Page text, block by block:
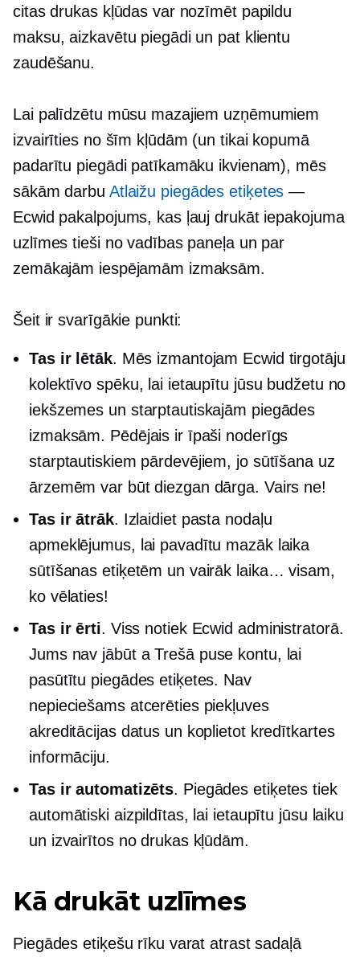
citas drukas kļūdas var nozīmēt papildu
maksu, aizkavētu piegādi un pat klientu
zaudēšanu.
Lai palīdzētu mūsu mazajiem uzņēmumiem
izvairīties no šīm kļūdām (un tikai kopumā
padarītu piegādi patīkamāku ikvienam), mēs
sākām darbu Atlaižu piegādes etiķetes —
Ecwid pakalpojums, kas ļauj drukāt iepakojuma
uzlīmes tieši no vadības paneļa un par
zemākajām iespējamām izmaksām.
Šeit ir svarīgākie punkti:
Tas ir lētāk. Mēs izmantojam Ecwid tirgotāju
kolektīvo spēku, lai ietaupītu jūsu budžetu no
iekšzemes un starptautiskajām piegādes
izmaksām. Pēdējais ir īpaši noderīgs
starptautiskiem pārdevējiem, jo ​​​​sūtīšana uz
ārzemēm var būt diezgan dārga. Vairs ne!
Tas ir ātrāk. Izlaidiet pasta nodaļu
apmeklējumus, lai pavadītu mazāk laika
sūtīšanas etiķetēm un vairāk laika… visam,
ko vēlaties!
Tas ir ērti. Viss notiek Ecwid administratorā.
Jums nav jābūt aTrešā puse kontu, lai
pasūtītu piegādes etiķetes. Nav
nepieciešams atcerēties piekļuves
akreditācijas datus un koplietot kredītkartes
informāciju.
Tas ir automatizēts. Piegādes etiķetes tiek
automātiski aizpildītas, lai ietaupītu jūsu laiku
un izvairītos no drukas kļūdām.
Kā drukāt uzlīmes
Piegādes etiķešu rīku varat atrast sadaļā